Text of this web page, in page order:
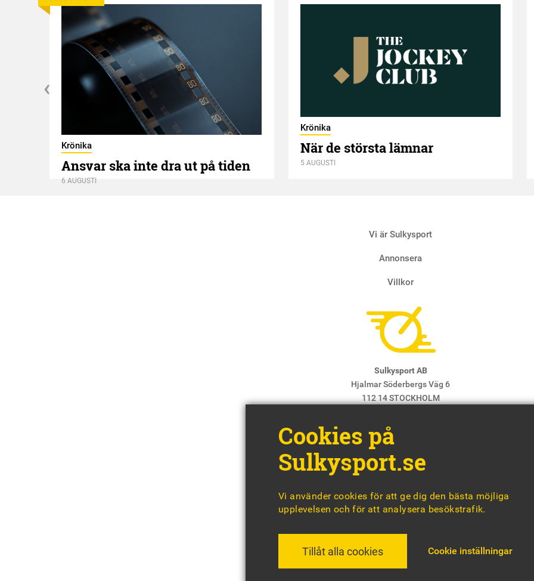
Krönika
Ansvar ska inte dra ut på tiden
6 AUGUSTI
Krönika
När de största lämnar
5 AUGUSTI
Vi är Sulkysport
Annonsera
Villkor
Sulkysport AB
Hjalmar Söderbergs Väg 6
112 14 STOCKHOLM
Chefredaktör & ansvarig utgivare:
Cookies på
Sulkysport.se
Vi använder cookies för att ge dig den bästa möjliga
upplevelsen och för att analysera besökstrafik.
Tillåt alla cookies Cookie inställningar